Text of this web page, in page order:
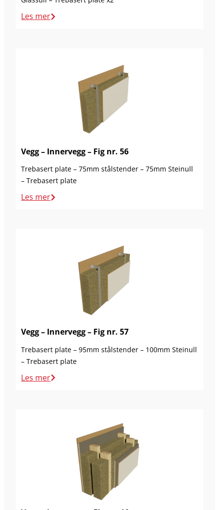
Les mer
Vegg – Innervegg – Fig nr. 56
Trebasert plate – 75mm stålstender – 75mm Steinull
– Trebasert plate
Les mer
Vegg – Innervegg – Fig nr. 57
Trebasert plate – 95mm stålstender – 100mm Steinull
– Trebasert plate
Les mer